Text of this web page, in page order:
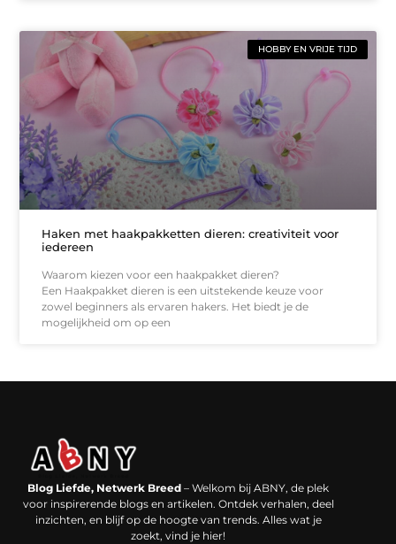
HOBBY EN VRIJE TIJD
Haken met haakpakketten dieren: creativiteit voor
iedereen
Waarom kiezen voor een haakpakket dieren?
Een Haakpakket dieren is een uitstekende keuze voor
zowel beginners als ervaren hakers. Het biedt je de
mogelijkheid om op een
Blog Liefde, Netwerk Breed – Welkom bij ABNY, de plek
voor inspirerende blogs en artikelen. Ontdek verhalen, deel
inzichten, en blijf op de hoogte van trends. Alles wat je
zoekt, vind je hier!